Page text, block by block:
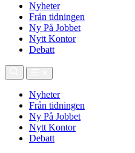
Nyheter
Från tidningen
Ny På Jobbet
Nytt Kontor
Debatt
Nyheter
Från tidningen
Ny På Jobbet
Nytt Kontor
Debatt